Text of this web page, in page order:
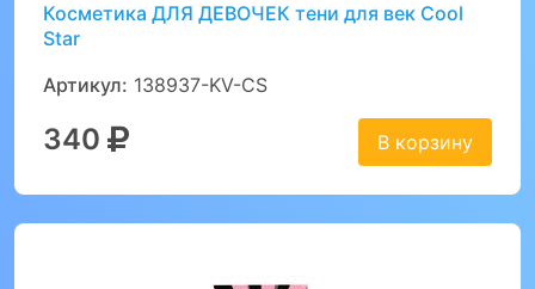
Косметика ДЛЯ ДЕВОЧЕК тени для век Cool
Star
Артикул: 138937-KV-CS
340 В корзину